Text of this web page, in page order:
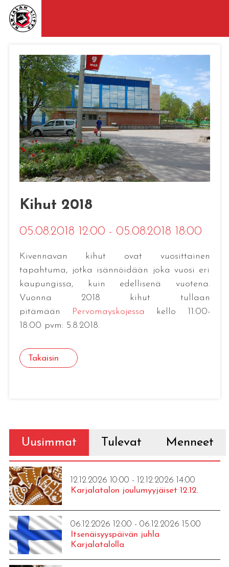
Kihut 2018
05.08.2018 12:00 - 05.08.2018 18:00
Kivennavan kihut ovat vuosittainen
tapahtuma, jotka isännöidään joka vuosi eri
kaupungissa, kuin edellisenä vuotena.
Vuonna 2018 kihut tullaan
pitämään
Pervomayskojessa kello 11:00-
18:00 pvm: 5.8.2018.
Takaisin
Uusimmat Tulevat Menneet
12.12.2026 10:00 - 12.12.2026 14:00
Karjalatalon joulumyyjäiset 12.12.
06.12.2026 12:00 - 06.12.2026 15:00
Itsenäisyyspäivän juhla
Karjalatalolla